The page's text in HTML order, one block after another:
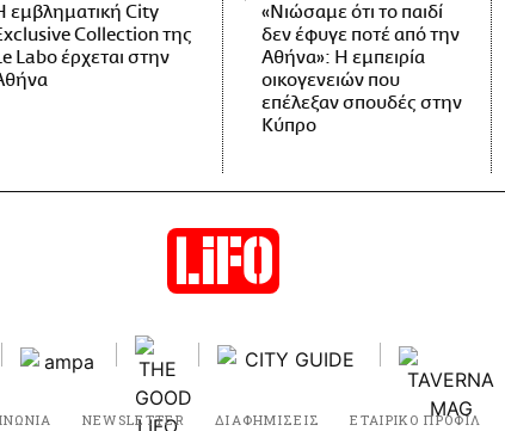
εμβληματική City
Collection της
Labo έρχεται στην
«Νιώσαμε ότι το παιδί
δεν έφυγε ποτέ από την
Αθήνα»: Η εμπειρία
οικογενειών που
επέλεξαν σπουδές στην
Κύπρο
NEWSLETTER ΔΙΑΦΗΜΙΣΕΙΣ ΕΤΑΙΡΙΚΟ ΠΡΟΦΙΛ